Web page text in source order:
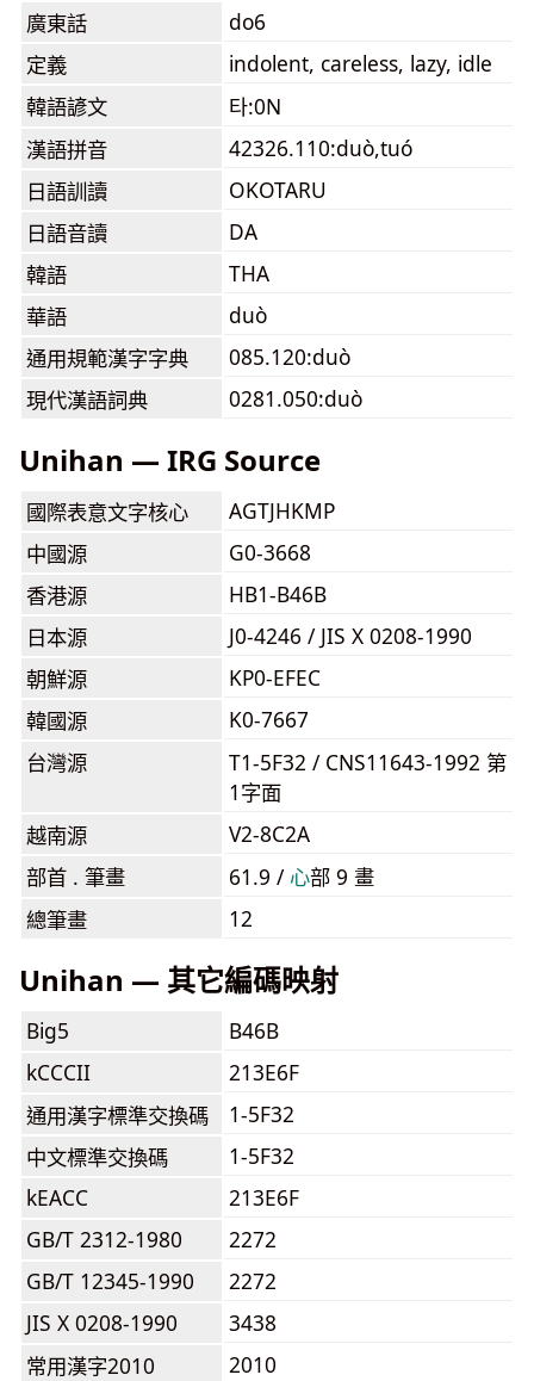
廣東話
do6
定義
indolent, careless, lazy, idle
韓語諺文
타:0N
漢語拼音
42326.110:duò,tuó
日語訓讀
OKOTARU
日語音讀
DA
韓語
THA
華語
duò
通用規範漢字字典
085.120:duò
現代漢語詞典
0281.050:duò
Unihan — IRG Source
國際表意文字核心
AGTJHKMP
中國源
G0-3668
香港源
HB1-B46B
日本源
J0-4246 / JIS X 0208-1990
朝鮮源
KP0-EFEC
韓國源
K0-7667
台灣源
T1-5F32 / CNS11643-1992 第
1字面
越南源
V2-8C2A
部首 . 筆畫
61.9 / ⼼部 9 畫
總筆畫
12
Unihan — 其它編碼映射
Big5
B46B
kCCCII
213E6F
通用漢字標準交換碼
1-5F32
中文標準交換碼
1-5F32
kEACC
213E6F
GB/T 2312-1980
2272
GB/T 12345-1990
2272
JIS X 0208-1990
3438
常用漢字2010
2010